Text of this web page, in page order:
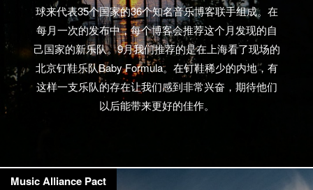
球来代表35个国家的36个知名音乐博客联手组成。在
每月一次的发布中，每个博客会推荐这个月发现的自
己国家的新乐队。9月我们推荐的是在上海看了现场的
北京钉鞋乐队Baby Formula。在钉鞋稀少的内地，有
这样一支乐队的存在让我们感到非常兴奋，期待他们
以后能带来更好的佳作。
Music Alliance Pact